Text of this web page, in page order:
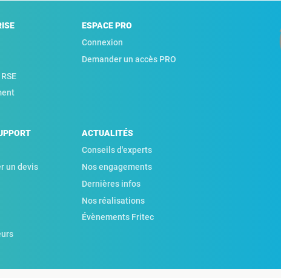
ESPACE PRO
Connexion
Demander un accès PRO
un devis
ACTUALITÉS
Conseils d'experts
Nos engagements
Dernières infos
Nos réalisations
Évènements Fritec